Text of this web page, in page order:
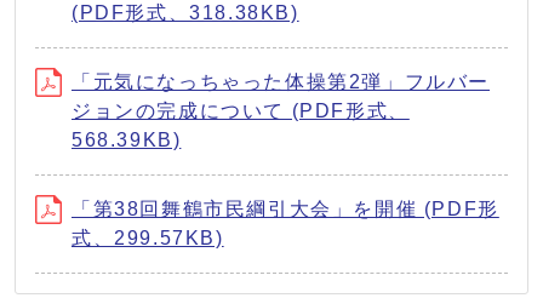
(PDF形式、318.38KB)
「元気になっちゃった体操第2弾」フルバー
ジョンの完成について (PDF形式、
568.39KB)
「第38回舞鶴市民綱引大会」を開催 (PDF形
式、299.57KB)